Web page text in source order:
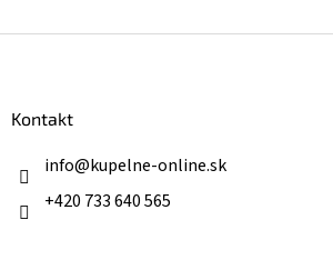
Kontakt
info@kupelne-online.sk
+420 733 640 565